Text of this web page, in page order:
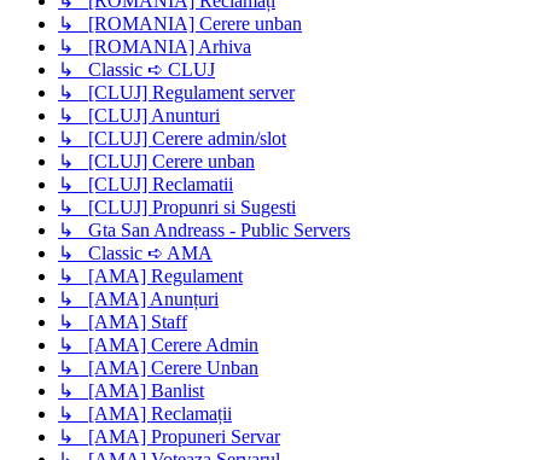
↳ [ROMANIA] Cerere unban
↳ [ROMANIA] Arhiva
↳ Classic ➪ CLUJ
↳ [CLUJ] Regulament server
↳ [CLUJ] Anunturi
↳ [CLUJ] Cerere admin/slot
↳ [CLUJ] Cerere unban
↳ [CLUJ] Reclamatii
↳ [CLUJ] Propunri si Sugesti
↳ Gta San Andreass - Public Servers
↳ Classic ➪ AMA
↳ [AMA] Regulament
↳ [AMA] Anunțuri
↳ [AMA] Staff
↳ [AMA] Cerere Admin
↳ [AMA] Cerere Unban
↳ [AMA] Banlist
↳ [AMA] Reclamații
↳ [AMA] Propuneri Servar